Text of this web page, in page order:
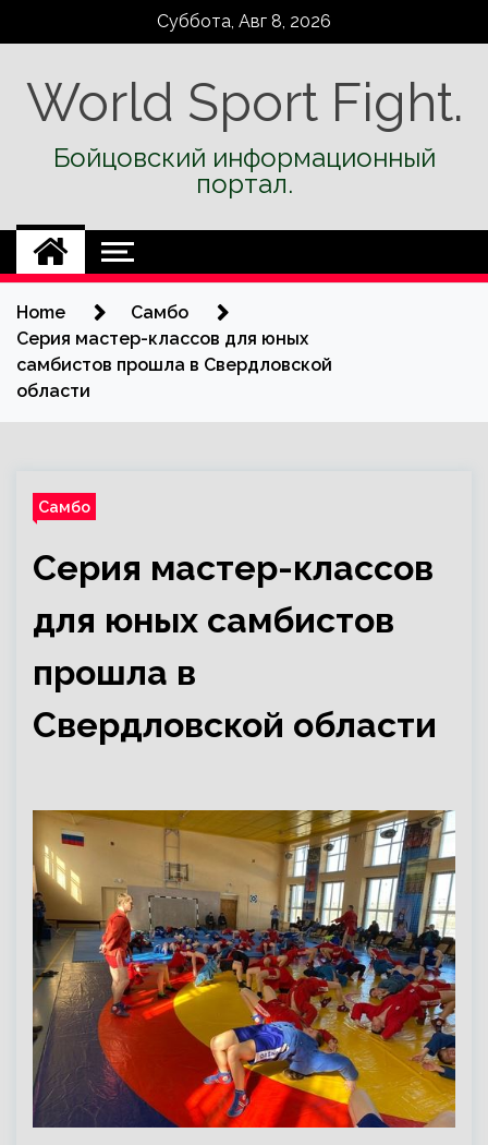
Суббота, Авг 8, 2026
World Sport Fight.
Бойцовский информационный
портал.
Home
Самбо
Серия мастер-классов для юных
самбистов прошла в Свердловской
области
Самбо
Серия мастер-классов
для юных самбистов
прошла в
Свердловской области